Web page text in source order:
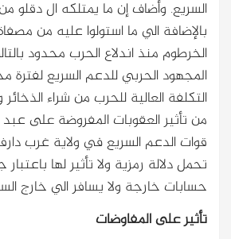
السريع. وأضاف إن ما يمتلكه ال دقلو
بالإضافة الي ما استولوا عليه من
الخرطوم منذ اندلاع الحرب محدود
المجهود الحربي للدعم السريع لفترة
التكلفة العالية للحرب من شراء الذخائر
من تأثير العقوبات المفروضة على
قوات الدعم السريع في ولاية غرب
تحمل دلالة رمزية ولا تأثير لها
حسابات خارجة ولا يسافر الي خارج
تأثير على المفاوضات